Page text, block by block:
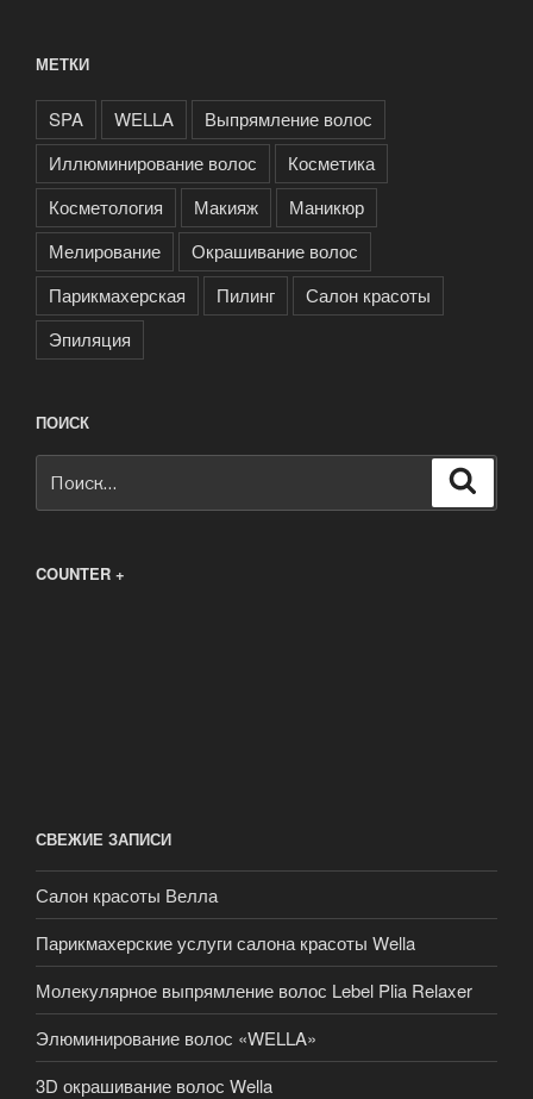
МЕТКИ
SPA WELLA
Выпрямление волос
Иллюминирование волос
Косметика
Косметология
Макияж
Маникюр
Мелирование
Окрашивание волос
Парикмахерская
Пилинг
Салон красоты
Эпиляция
ПОИСК
COUNTER +
СВЕЖИЕ ЗАПИСИ
Салон красоты Велла
Парикмахерские услуги салона красоты Wella
Молекулярное выпрямление волос Lebel Plia Relaxer
Элюминирование волос «WELLA»
3D окрашивание волос Wella